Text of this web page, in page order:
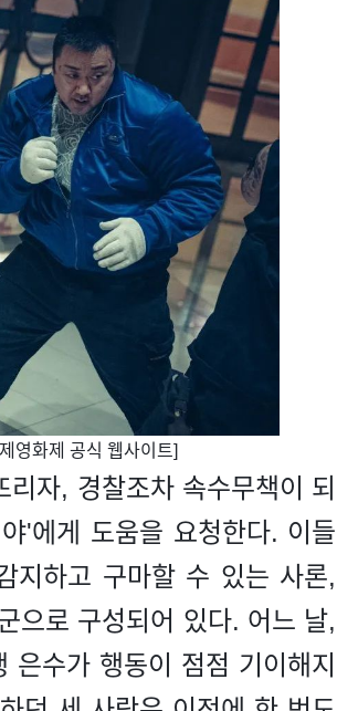
영화제 공식 웹사이트]
자, 경찰조차 속수무책이 되
'에게 도움을 요청한다. 이들
지하고 구마할 수 있는 사론,
으로 구성되어 있다. 어느 날,
수가 행동이 점점 기이해지